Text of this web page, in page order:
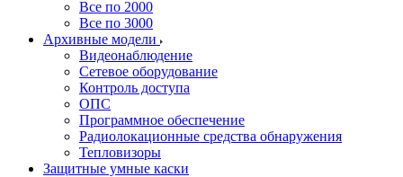
Все по 2000
Все по 3000
Архивные модели
Видеонаблюдение
Сетевое оборудование
Контроль доступа
ОПС
Программное обеспечение
Радиолокационные средства обнаружения
Тепловизоры
Защитные умные каски